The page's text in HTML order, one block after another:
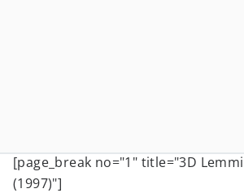
[page_break no="1" title="3D
(1997)"]